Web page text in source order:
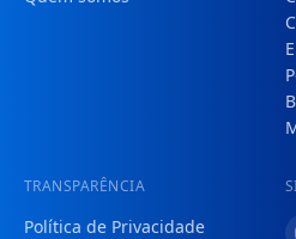
TRANSPARÊNCIA
Política de Privacidade